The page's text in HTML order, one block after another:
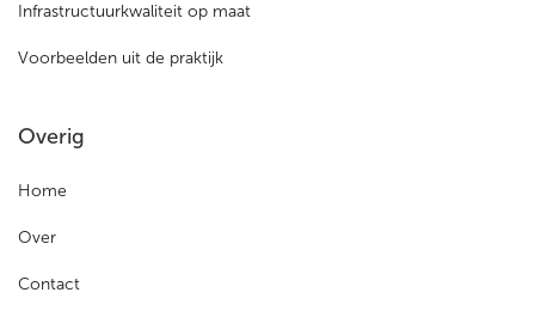
Infrastructuurkwaliteit op maat
Voorbeelden uit de praktijk
Overig
Home
Over
Contact